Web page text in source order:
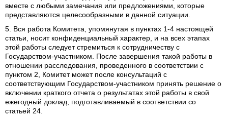
вместе с любыми замечания или предложениями, которые
представляются целесообразными в данной ситуации.
5. Вся работа Комитета, упомянутая в пунктах 1-4 настоящей
статьи, носит конфиденциальный характер, и на всех этапах
этой работы следует стремиться к сотрудничеству с
Государством-участником. После завершения такой работы в
отношении расследования, проведенного в соответствии с
пунктом 2, Комитет может после консультаций с
соответствующим Государством-участником принять решение о
включении краткого отчета о результатах этой работы в свой
ежегодный доклад, подготавливаемый в соответствии со
статьей 24.